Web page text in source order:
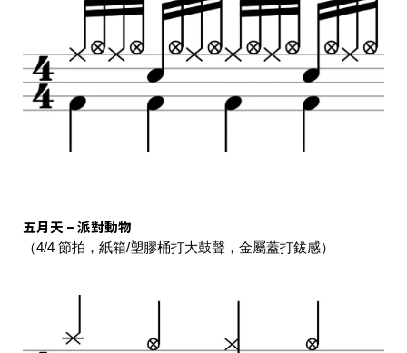
五月天 – 派對動物
（4/4 節拍，紙箱/塑膠桶打大鼓聲，金屬蓋打鈸感）